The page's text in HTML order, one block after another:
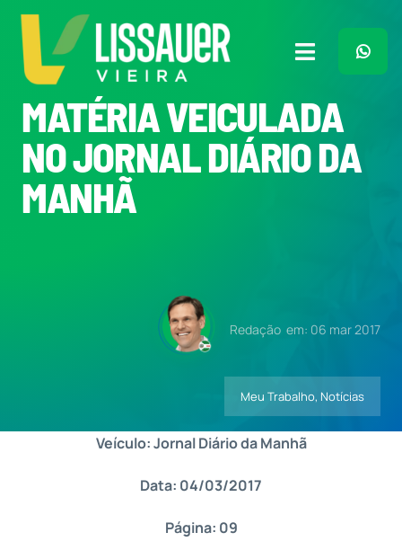
para
conteúdo
Toggle
Home
Plano de Governo
MATÉRIA VEICULADA
NO JORNAL DIÁRIO DA
MANHÃ
Redação em: 06 mar 2017
Meu Trabalho, Notícias
Veículo: Jornal Diário da Manhã
Data: 04/03/2017
Página: 09